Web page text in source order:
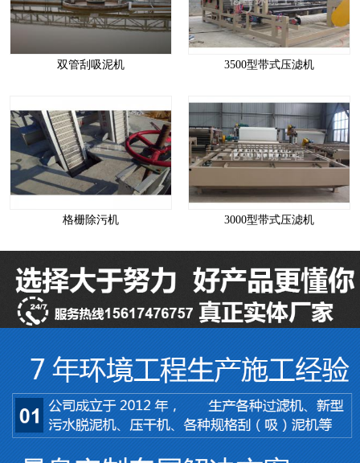
双管刮吸泥机 3500型带式压滤机
格栅除污机 3000型带式压滤机